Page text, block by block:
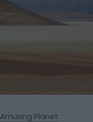
Amusing Planet